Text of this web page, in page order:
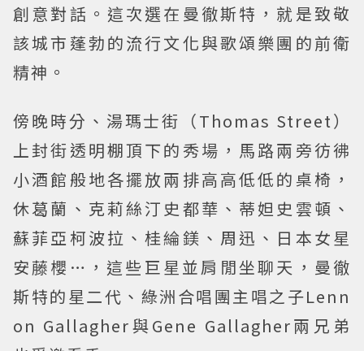
創意對話。這次選在曼徹斯特，就是致敬
該城市蓬勃的流行文化與歌頌樂團的前衛
精神。
傍晚時分、湯瑪士街（Thomas Street）
上封街透明棚頂下的秀場，馬路兩旁彷彿
小酒館般地各擺放兩排高高低低的桌椅，
休葛蘭、克莉絲汀史都華、蒂妲史雲頓、
蘇菲亞柯波拉、桂綸鎂、周迅、日本女星
安藤櫻…，這些巨星並肩閒坐聊天，曼徹
斯特的星二代、綠洲合唱團主唱之子Lenn
on Gallagher與Gene Gallagher兩兄弟